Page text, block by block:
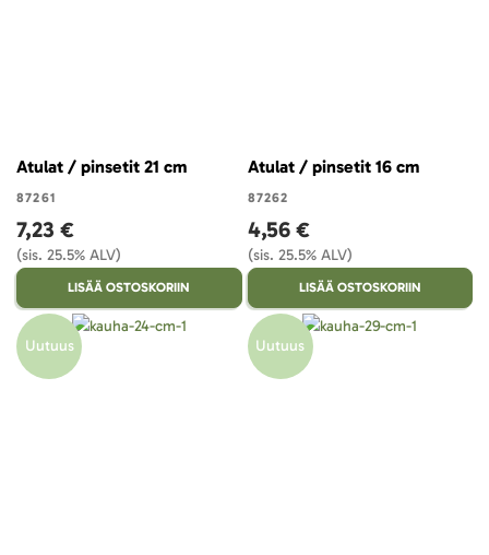
Atulat / pinsetit 21 cm
87261
7,23 €
(sis. 25.5% ALV)
LISÄÄ OSTOSKORIIN
Atulat / pinsetit 16 cm
87262
4,56 €
(sis. 25.5% ALV)
LISÄÄ OSTOSKORIIN
Uutuus Uutuus